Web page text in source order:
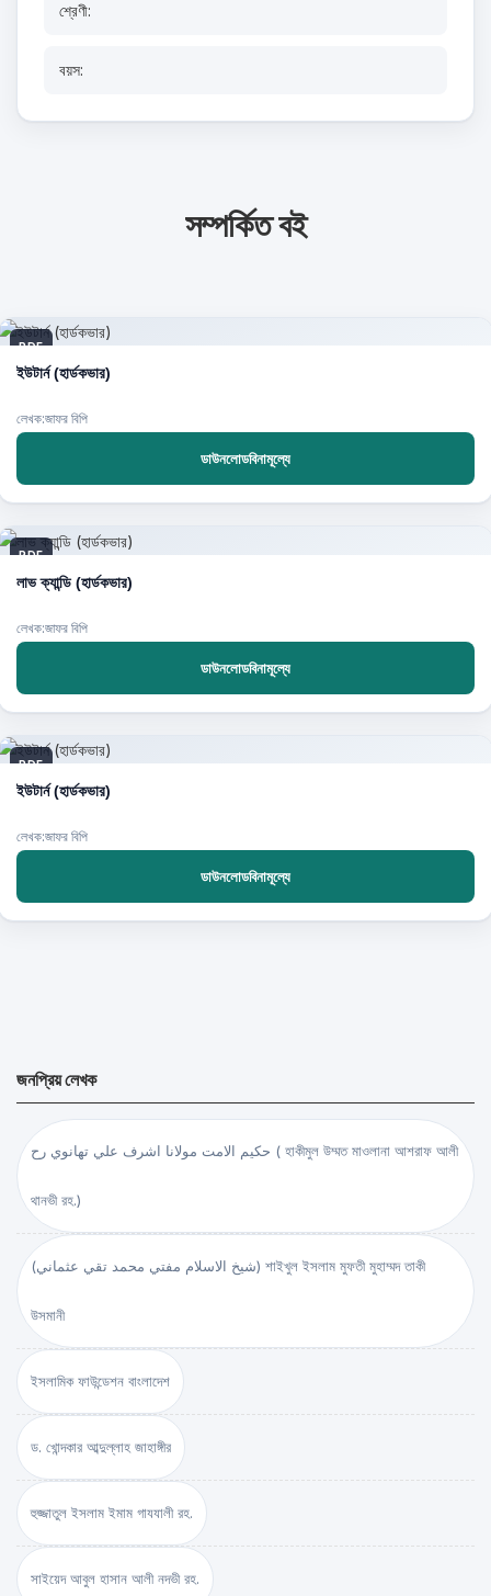
শ্রেণী:
বয়স:
সম্পর্কিত বই
PDF
ইউটার্ন (হার্ডকভার)
লেখক:জাফর বিপি
ডাউনলোডবিনামূল্যে
PDF
লাভ ক্যান্ডি (হার্ডকভার)
লেখক:জাফর বিপি
ডাউনলোডবিনামূল্যে
PDF
ইউটার্ন (হার্ডকভার)
লেখক:জাফর বিপি
ডাউনলোডবিনামূল্যে
জনপ্রিয় লেখক
حكيم الامت مولانا اشرف علي تهانوي رح ( হাকীমুল উম্মত মাওলানা আশরাফ আলী
থানভী রহ.)
(شيخ الاسلام مفتي محمد تقي عثماني) শাইখুল ইসলাম মুফতী মুহাম্মদ তাকী
উসমানী
ইসলামিক ফাউন্ডেশন বাংলাদেশ
ড. খোন্দকার আব্দুল্লাহ জাহাঙ্গীর
হুজ্জাতুল ইসলাম ইমাম গাযযালী রহ.
সাইয়েদ আবুল হাসান আলী নদভী রহ.